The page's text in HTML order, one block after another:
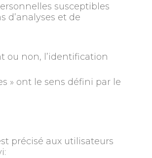
susceptibles
d’analyses et de
ou non, l’identification
» ont le sens défini par le
précisé aux utilisateurs